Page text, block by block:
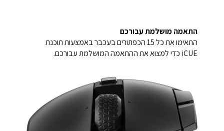
התאמה מושלמת עבורכם
התאימו את כל 15 הכפתורים בעכבר באמצעות תוכנת
iCUE כדי למצוא את ההתאמה המושלמת עבורכם.